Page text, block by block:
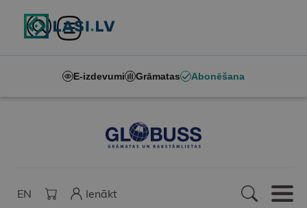
E-izdevumi Grāmatas Abonēšana
EN Ienākt